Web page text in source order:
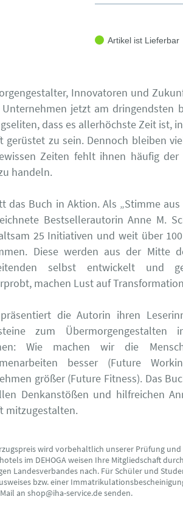
Artikel ist Lieferbar
Innovatoren und
jetzt am dringendsten
dass es allerhöchste Zeit ist,
gerüstet zu sein. Dennoch bleiben
Zeiten fehlt ihnen häufig
handeln.
das Buch in Aktion. Als „Stimme
Bestsellerautorin Anne M.
25 Initiativen und weit über
Diese werden aus der Mitte
selbst entwickelt und
machen Lust auf
die Autorin ihren
zum Übermorgengestalten
Wie machen wir die
besser (Future
größer (Future Fitness). Das
Denkanstößen und hilfreichen
mitzugestalten.
wird vorbehaltlich unserer Prüfung
im DEHOGA weisen Ihre Mitgliedschaft
Landesverbandes nach. Für Schüler und
bzw. einer
an shop@iha-service.de senden.